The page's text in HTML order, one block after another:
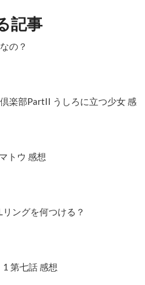
記事
の？
楽部PartII うしろに立つ少女 感
トウ 感想
ングを何つける？
1 第七話 感想